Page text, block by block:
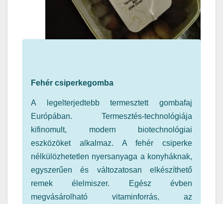
Fehér csiperkegomba
A legelterjedtebb termesztett gombafaj
Európában. Termesztés-technológiája
kifinomult, modern biotechnológiai
eszközöket alkalmaz. A fehér csiperke
nélkülözhetetlen nyersanyaga a konyháknak,
egyszerűen és változatosan elkészíthető
remek élelmiszer. Egész évben
megvásárolható vitaminforrás, az